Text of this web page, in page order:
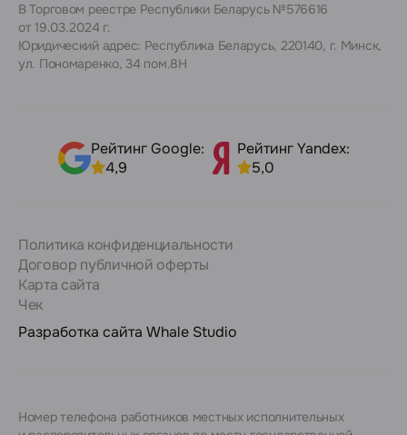
В Торговом реестре Республики Беларусь №576616
от 19.03.2024 г.
Юридический адрес: Республика Беларусь, 220140, г. Минск,
ул. Пономаренко, 34 пом.8Н
Рейтинг Google:
4,9
Рейтинг Yandex:
5,0
Политика конфиденциальности
Договор публичной оферты
Карта сайта
Чек
Разработка сайта Whale Studio
Номер телефона работников местных исполнительных